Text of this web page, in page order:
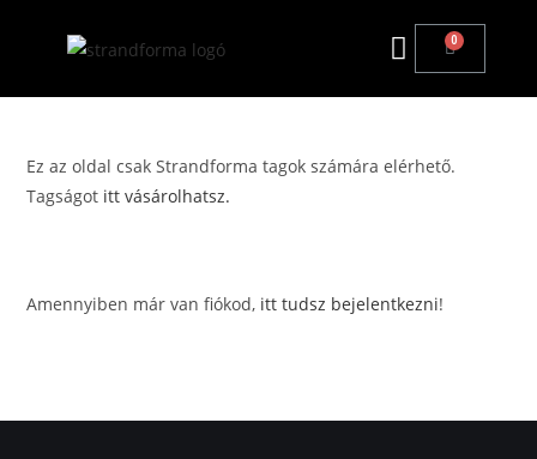
Ez az oldal csak Strandforma tagok számára elérhető.
Tagságot itt vásárolhatsz.
Amennyiben már van fiókod, itt tudsz bejelentkezni!